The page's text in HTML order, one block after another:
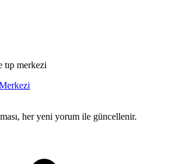
tıp merkezi
her yeni yorum ile güncellenir.